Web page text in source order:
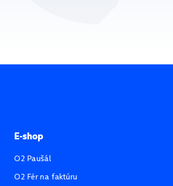
E-shop
O2 Paušál
O2 Fér na faktúru